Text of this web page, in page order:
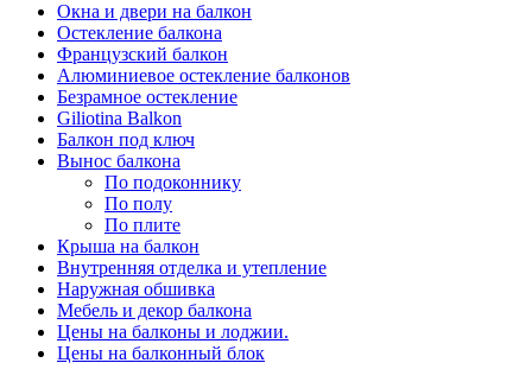
Окна и двери на балкон
Остекление балкона
Французский балкон
Алюминиевое остекление балконов
Безрамное остекление
Giliotina Balkon
Балкон под ключ
Вынос балкона
По подоконнику
По полу
По плите
Крыша на балкон
Внутренняя отделка и утепление
Наружная обшивка
Мебель и декор балкона
Цены на балконы и лоджии.
Цены на балконный блок